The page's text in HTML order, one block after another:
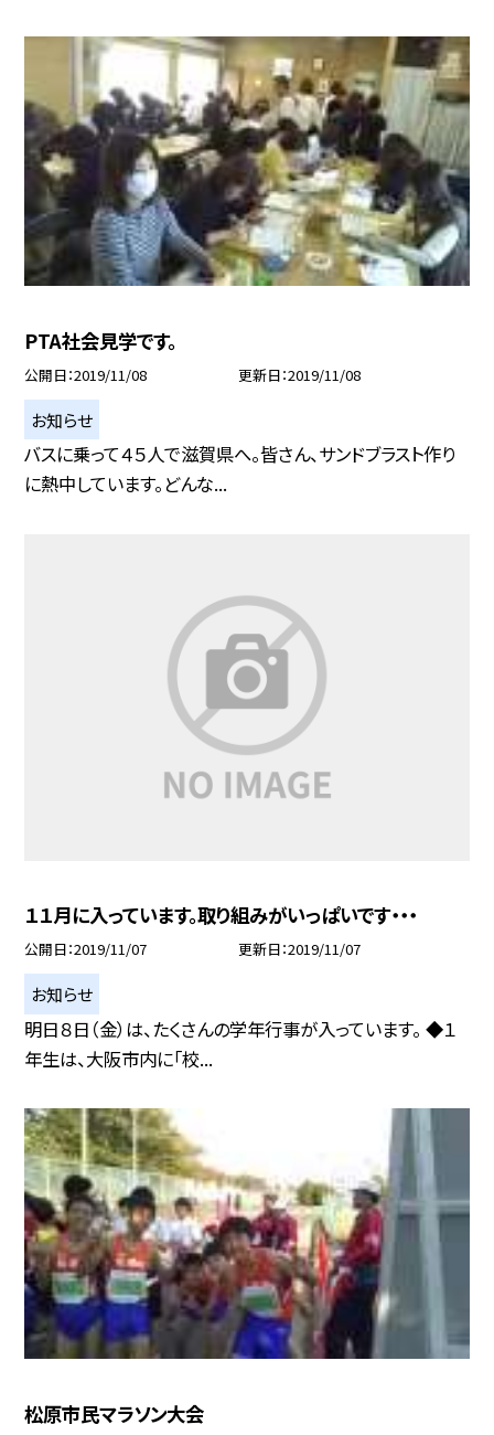
PTA社会見学です。
公開日 2019/11/08 更新日 2019/11/08
お知らせ
バスに乗って４５人で滋賀県へ。皆さん、サンドブラスト作り
に熱中しています。どんな...
１１月に入っています。取り組みがいっぱいです・・・
公開日 2019/11/07 更新日 2019/11/07
お知らせ
明日８日（金）は、たくさんの学年行事が入っています。 ◆１
年生は、大阪市内に「校...
松原市民マラソン大会